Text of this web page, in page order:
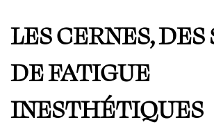
LES CERNES,
DE FATIGUE
INESTHÉTIQUES